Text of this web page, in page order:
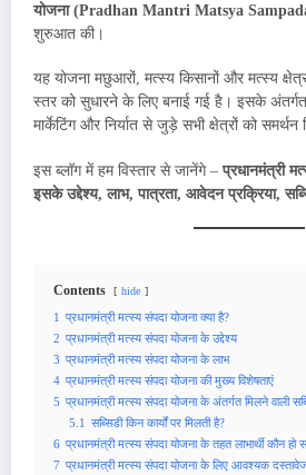
योजना (Pradhan Mantri Matsya
शुरुआत की।
यह योजना मछुआरों, मत्स्य किसानों और मत्स्य
स्तर को सुधारने के लिए बनाई गई है। इसके अंतर्गत
मार्केटिंग और निर्यात से जुड़े सभी क्षेत्रों को समर्थन
इस ब्लॉग में हम विस्तार से जानेंगे –प्रधानमंत्री
इसके उद्देश्य, लाभ, पात्रता, आवेदन प्रक्रिया,
Contents hide
1 प्रधानमंत्री मत्स्य संपदा योजना क्या है?
2 प्रधानमंत्री मत्स्य संपदा योजना के उद्देश्य
3 प्रधानमंत्री मत्स्य संपदा योजना के लाभ
4 प्रधानमंत्री मत्स्य संपदा योजना की मुख्य विशेषताएं
5 प्रधानमंत्री मत्स्य संपदा योजना के अंतर्गत मिलने वाली
5.1 सब्सिडी किन कार्यों पर मिलती है?
6 प्रधानमंत्री मत्स्य संपदा योजना के तहत लाभार्थी कौन हो
7 प्रधानमंत्री मत्स्य संपदा योजना के लिए आवश्यक